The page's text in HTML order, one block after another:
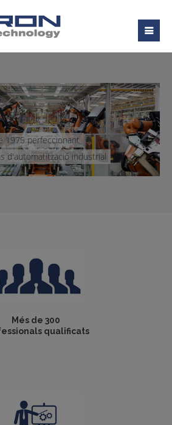
1975 perfeccionant
d'automatització industrial
Més de 300
qualificats